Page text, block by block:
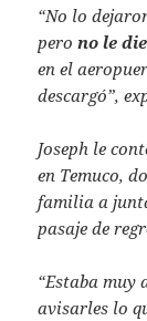
“No lo
perono le
en el
descargó”,
Joseph le
en Temuco,
familia a
pasaje de
“Estaba muy
avisarles lo